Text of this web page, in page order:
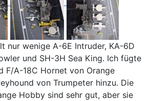
nur wenige A-6E Intruder, KA-6D
und SH-3H Sea King. Ich fügte
F/A-18C Hornet von Orange
von Trumpeter hinzu. Die
Hobby sind sehr gut, aber sie